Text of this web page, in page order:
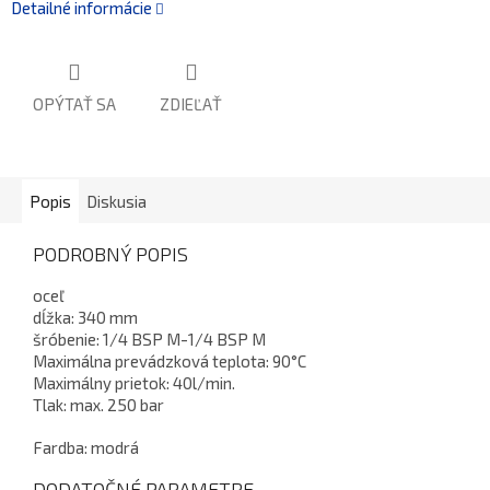
Detailné informácie
OPÝTAŤ SA ZDIEĽAŤ
Popis Diskusia
PODROBNÝ POPIS
oceľ
dĺžka: 340 mm
šróbenie: 1/4 BSP M-1/4 BSP M
Maximálna prevádzková teplota: 90°C
Maximálny prietok: 40l/min.
Tlak: max. 250 bar
Fardba: modrá